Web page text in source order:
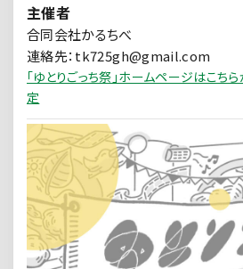
主催者
合同会社かるちべ
連絡先：tk725gh@gmail.com
「ゆとりごっち祭」ホームページはこ
定